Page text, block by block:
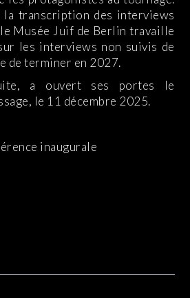
la transcription des interviews
Musée Juif de Berlin travaille
les interviews non suivis de
de terminer en 2027.
a ouvert ses portes le
le 11 décembre 2025.
inaugurale